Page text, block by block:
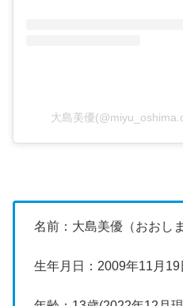
大島美優
名前：大島美優（おおし
生年月日：2009年11月19